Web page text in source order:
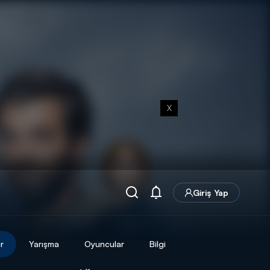
X
Giriş Yap
Yarışma Oyuncular Bilgi